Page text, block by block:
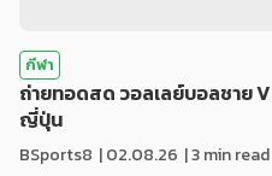
กีฬา
ถ่ายทอดสด วอลเลย์บอลชาย
ญี่ปุ่น
BSports8 |02.08.26 | 3 min read